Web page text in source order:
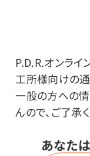
P.D.R.オンライ
工所様向けの通
一般の方への
んので、ご了承
あなた
●中国製
◇蛍光白色剤無
使用上の注意